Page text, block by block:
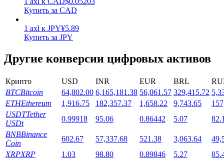
Стейкинг
Высокая прибыль и мгновенный доступ
Купить за CAD
1 axl к JPY¥5.89
Купить за JPY
Другие конверсии цифровых активов
Крипто USD INR EUR BRL
BTCBitcoin 64,802.00 6,165,181.38 56,061.57 329,415.72
ETHEthereum 1,916.75 182,357.37 1,658.22 9,743.65
USDTTether
USDt
0.99918 95.06 0.86442 5.07
BNBBinance
Coin
602.67 57,337.68 521.38 3,063.64
XRPXRP 1.03 98.80 0.89846 5.27